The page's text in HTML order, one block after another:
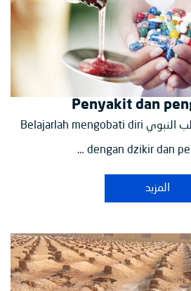
Penyakit dan
عالج نفسك بالأذكار والطب النبوي Belajarlah mengobati diri
dengan dzikir dan
المزيد